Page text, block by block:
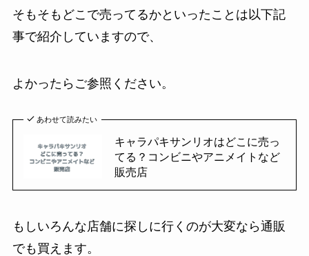
そもそもどこで売ってるかといったことは以下記
事で紹介していますので、
よかったらご参照ください。
あわせて読みたい
キャラパキサンリオはどこに売っ
てる？コンビニやアニメイトなど
販売店
もしいろんな店舗に探しに行くのが大変なら通販
でも買えます。